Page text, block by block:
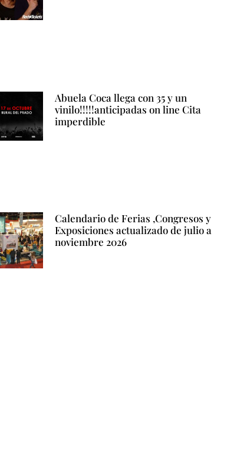
Abuela Coca llega con 35 y un
vinilo!!!!!anticipadas on line Cita
imperdible
Calendario de Ferias ,Congresos y
Exposiciones actualizado de julio a
noviembre 2026